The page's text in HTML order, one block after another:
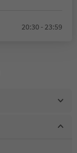
20:30 - 23:59